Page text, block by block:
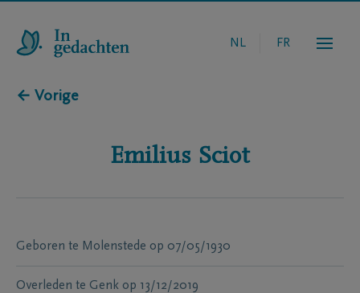
NL FR
← Vorige
Emilius Sciot
Geboren te Molenstede op 07/05/1930
Overleden te Genk op 13/12/2019